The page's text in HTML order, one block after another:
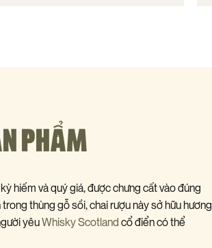
PHẨM
hiếm và quý giá, được chưng cất vào đúng
thùng gỗ sồi, chai rượu này sở hữu hương
yêuWhisky Scotlandcổ điển có thể